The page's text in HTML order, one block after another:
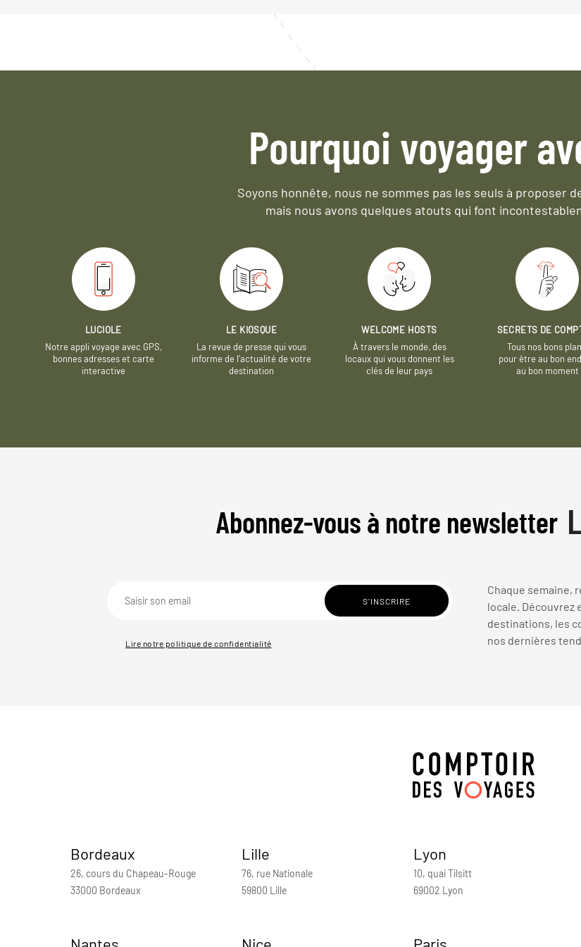
Pourquoi voyager
Soyons honnête, nous ne sommes pas les seuls à proposer
mais nous avons quelques atouts qui font
LUCIOLE
Notre appli voyage avec GPS,
bonnes adresses et carte
interactive
LE KIOSQUE
La revue de presse qui vous
informe de l’actualité de votre
destination
WELCOME HOSTS
À travers le monde, des
locaux qui vous donnent les
clés de leur pays
SECRETS DE
Tous nos bons
pour être au bon
au bon moment
Abonnez-vous à notre newsletter
Lire notre politique de confidentialité
Chaque semaine,
locale. Découvrez
destinations, les
nos dernières
Bordeaux
26, cours du Chapeau-Rouge
33000 Bordeaux
Lille
76, rue Nationale
59800 Lille
Lyon
10, quai Tilsitt
69002 Lyon